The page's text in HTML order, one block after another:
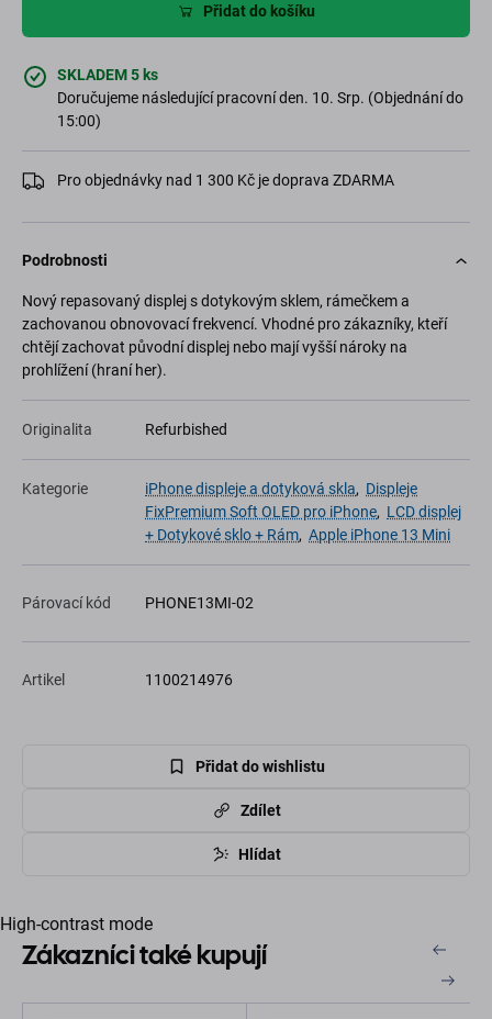
Přidat do košíku
SKLADEM 5 ks
Doručujeme následující pracovní den. 10. Srp. (Objednání do
15:00)
Pro objednávky nad 1 300 Kč je doprava ZDARMA
Podrobnosti
Nový repasovaný displej s dotykovým sklem, rámečkem a
zachovanou obnovovací frekvencí. Vhodné pro zákazníky, kteří
chtějí zachovat původní displej nebo mají vyšší nároky na
prohlížení (hraní her).
Originalita Refurbished
Kategorie iPhone displeje a dotyková skla, Displeje
FixPremium Soft OLED pro iPhone, LCD displej
+ Dotykové sklo + Rám, Apple iPhone 13 Mini
Párovací kód PHONE13MI-02
Artikel 1100214976
Přidat do wishlistu
Zdílet
Hlídat
High-contrast mode
Zákazníci také kupují